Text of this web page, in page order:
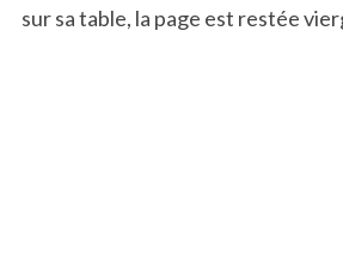
sur sa table, la page est restée